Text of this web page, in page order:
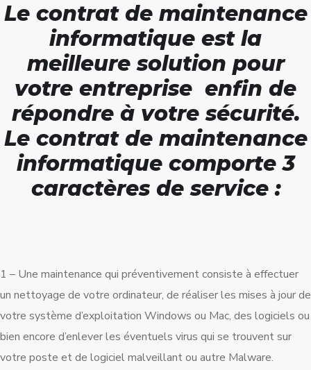
Le contrat de maintenance
informatique est la
meilleure solution pour
votre entreprise enfin de
répondre à votre sécurité.
Le contrat de maintenance
informatique comporte 3
caractères de service :
1 – Une maintenance qui préventivement consiste à effectuer
un nettoyage de votre ordinateur, de réaliser les mises à jour de
votre système d’exploitation Windows ou Mac, des logiciels ou
bien encore d’enlever les éventuels virus qui se trouvent sur
votre poste et de logiciel malveillant ou autre Malware.